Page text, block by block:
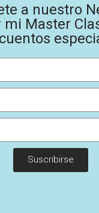
a nuestro
mi Master
Suscribirse